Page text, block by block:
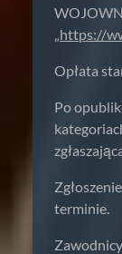
„https://
Opłata
Po
terminie.